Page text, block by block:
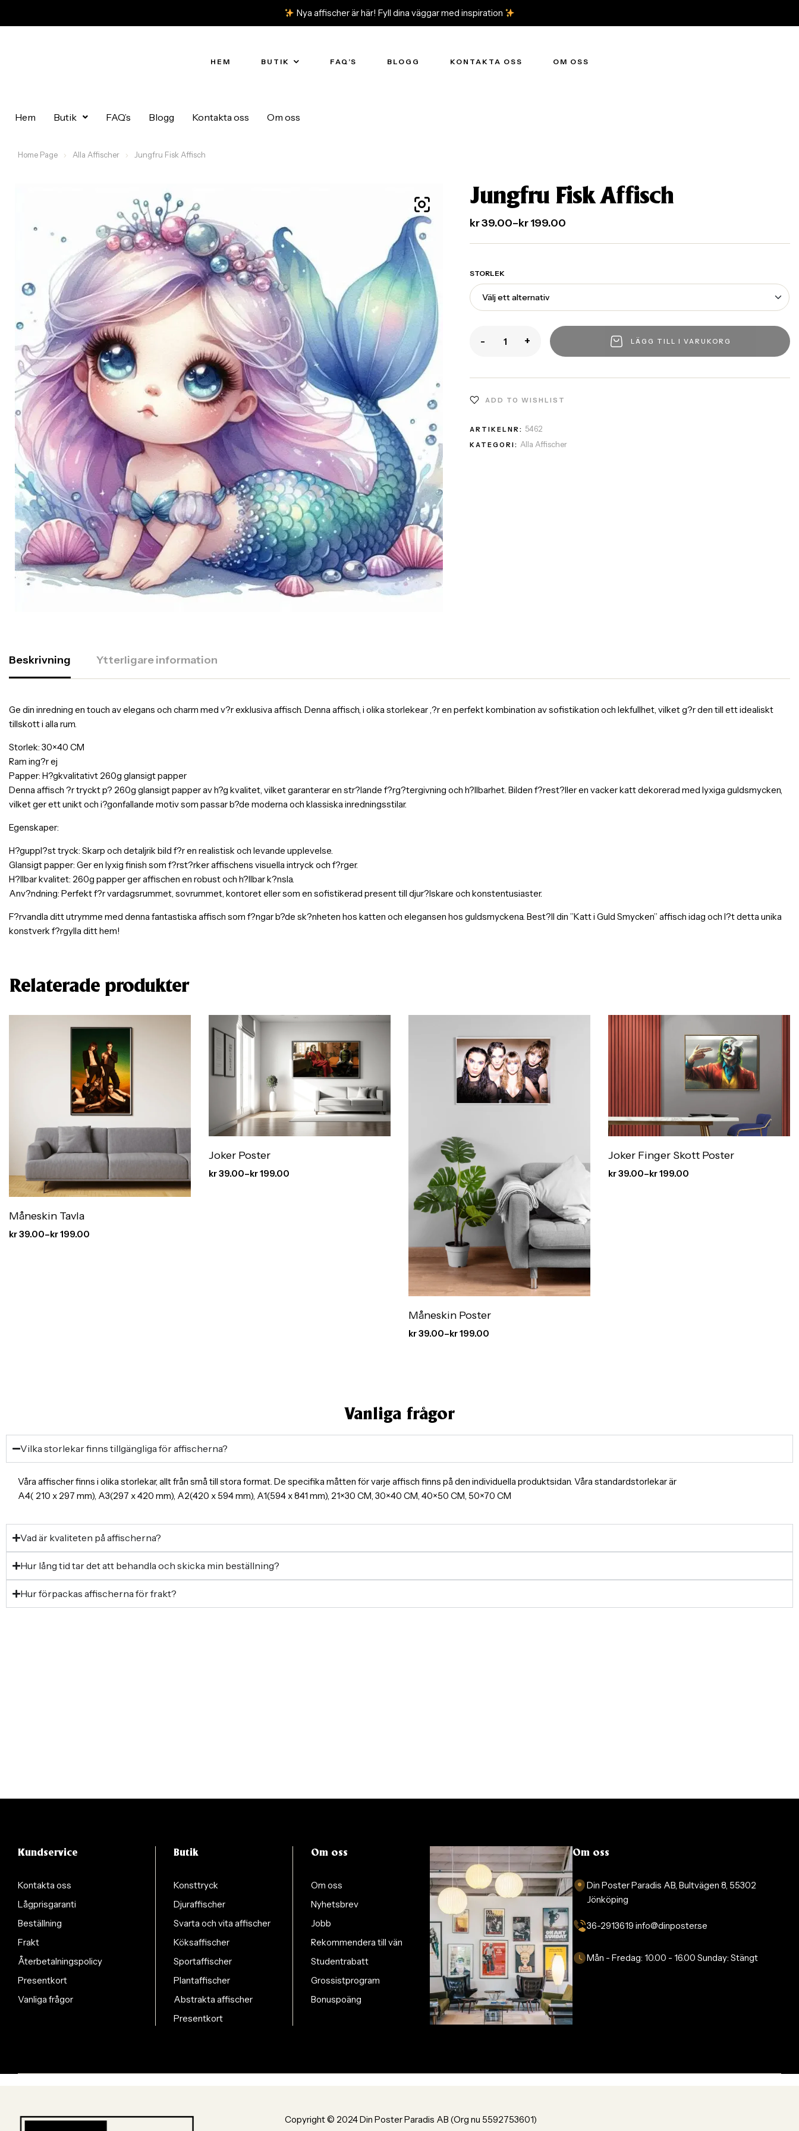
Nya affischer är här! Fyll dina väggar med inspiration
HEM BUTIK FAQ’S BLOGG KONTAKTA OSS OM OSS
Hem Butik FAQ’s Blogg Kontakta oss Om oss
Home Page Alla Affischer Jungfru Fisk Affisch
Jungfru Fisk Affisch
kr39.00–kr199.00
STORLEK
- + LÄGG TILL I VARUKORG
ADD TO WISHLIST
ARTIKELNR: 5462
KATEGORI:Alla Affischer
Beskrivning Ytterligare information
Ge din inredning en touch av elegans och charm med v?r exklusiva affisch. Denna affisch, i olika storlekear ,?r en perfekt kombination av sofistikation och lekfullhet, vilket g?r den till ett idealiskt
tillskott i alla rum.
Storlek: 30×40 CM
Ram ing?r ej
Papper: H?gkvalitativt 260g glansigt papper
Denna affisch ?r tryckt p? 260g glansigt papper av h?g kvalitet, vilket garanterar en str?lande f?rg?tergivning och h?llbarhet. Bilden f?rest?ller en vacker katt dekorerad med lyxiga guldsmycken,
vilket ger ett unikt och i?gonfallande motiv som passar b?de moderna och klassiska inredningsstilar.
Egenskaper:
H?guppl?st tryck: Skarp och detaljrik bild f?r en realistisk och levande upplevelse.
Glansigt papper: Ger en lyxig finish som f?rst?rker affischens visuella intryck och f?rger.
H?llbar kvalitet: 260g papper ger affischen en robust och h?llbar k?nsla.
Anv?ndning: Perfekt f?r vardagsrummet, sovrummet, kontoret eller som en sofistikerad present till djur?lskare och konstentusiaster.
F?rvandla ditt utrymme med denna fantastiska affisch som f?ngar b?de sk?nheten hos katten och elegansen hos guldsmyckena. Best?ll din ”Katt i Guld Smycken” affisch idag och l?t detta unika
konstverk f?rgylla ditt hem!
Relaterade produkter
Måneskin Tavla
kr39.00–kr199.00
Joker Poster
kr39.00–kr199.00
Måneskin Poster
kr39.00–kr199.00
Joker Finger Skott Poster
kr39.00–kr199.00
Vanliga frågor
Vilka storlekar finns tillgängliga för affischerna?
Våra affischer finns i olika storlekar, allt från små till stora format. De specifika måtten för varje affisch finns på den individuella produktsidan. Våra standardstorlekar är
A4( 210 x 297 mm), A3(297 x 420 mm), A2(420 x 594 mm), A1(594 x 841 mm), 21×30 CM, 30×40 CM, 40×50 CM, 50×70 CM
Vad är kvaliteten på affischerna?
Hur lång tid tar det att behandla och skicka min beställning?
Hur förpackas affischerna för frakt?
Kundservice
Kontakta oss
Lågprisgaranti
Beställning
Frakt
Återbetalningspolicy
Presentkort
Vanliga frågor
Butik
Konsttryck
Djuraffischer
Svarta och vita affischer
Köksaffischer
Sportaffischer
Plantaffischer
Abstrakta affischer
Presentkort
Om oss
Om oss
Nyhetsbrev
Jobb
Rekommendera till vän
Studentrabatt
Grossistprogram
Bonuspoäng
Om oss
Din Poster Paradis AB, Bultvägen 8, 55302
Jönköping
36-2913619 info@dinposter.se​
Mån - Fredag:10.00 - 16.00Sunday:Stängt
Copyright © 2024 Din Poster Paradis AB (Org nu 5592753601)